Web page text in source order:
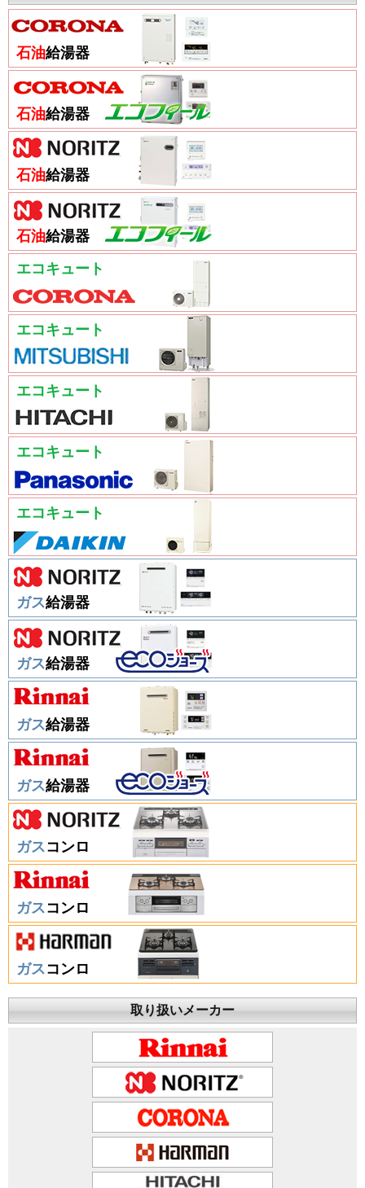
石油給湯器
石油給湯器
石油給湯器
石油給湯器
エコキュート
エコキュート
エコキュート
エコキュート
エコキュート
ガス給湯器
ガス給湯器
ガス給湯器
ガス給湯器
ガス コンロ
ガス コンロ
ガス コンロ
取り扱いメーカー